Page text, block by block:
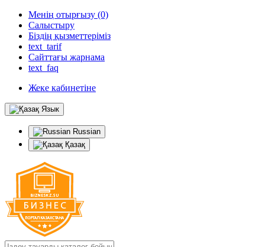
Менің отырғызу (0)
Салыстыру
Біздің қызметтеріміз
text_tarif
Сайттағы жарнама
text_faq
Жеке кабинетіне
Язык
Russian
Қазақ